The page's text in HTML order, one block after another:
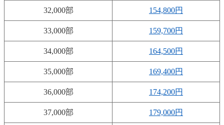
32,000部 154,800円
33,000部 159,700円
34,000部 164,500円
35,000部 169,400円
36,000部 174,200円
37,000部 179,000円